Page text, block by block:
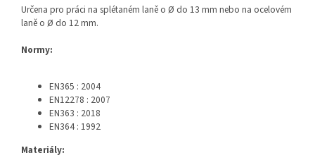
Určena pro práci na splétaném laně o Ø do 13 mm nebo na ocelovém
laně o Ø do 12 mm.
Normy:
EN365 : 2004
EN12278 : 2007
EN363 : 2018
EN364 : 1992
Materiály: